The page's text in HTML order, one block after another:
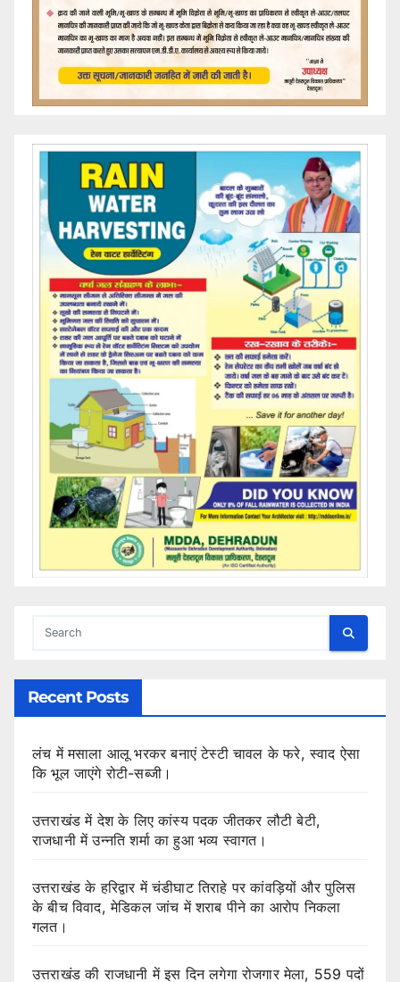
Recent Posts
लंच में मसाला आलू भरकर बनाएं टेस्टी चावल के फरे, स्वाद ऐसा
कि भूल जाएंगे रोटी-सब्जी।
उत्तराखंड में देश के लिए कांस्य पदक जीतकर लौटी बेटी,
राजधानी में उन्नति शर्मा का हुआ भव्य स्वागत।
उत्तराखंड के हरिद्वार में चंडीघाट तिराहे पर कांवड़ियों और पुलिस
के बीच विवाद, मेडिकल जांच में शराब पीने का आरोप निकला
गलत।
उत्तराखंड की राजधानी में इस दिन लगेगा रोजगार मेला, 559 पदों